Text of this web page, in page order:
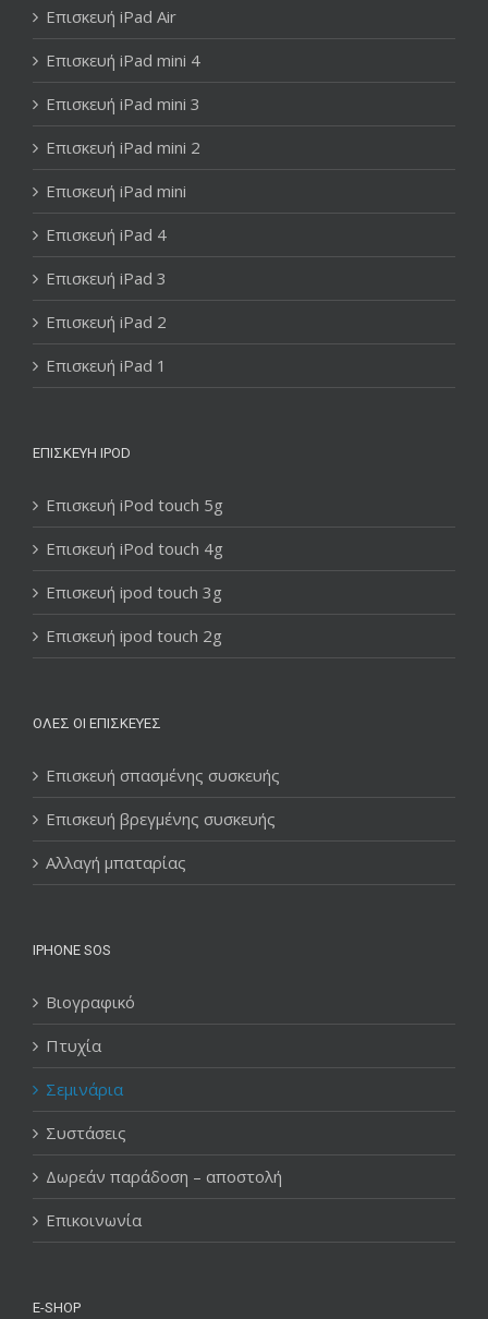
Επισκευή iPad Air
Επισκευή iPad mini 4
Επισκευή iPad mini 3
Επισκευή iPad mini 2
Επισκευή iPad mini
Επισκευή iPad 4
Επισκευή iPad 3
Επισκευή iPad 2
Επισκευή iPad 1
ΕΠΙΣΚΕΥΉ IPOD
Επισκευή iPod touch 5g
Επισκευή iPod touch 4g
Επισκευή ipod touch 3g
Επισκευή ipod touch 2g
ΌΛΕΣ ΟΙ ΕΠΙΣΚΕΥΈΣ
Επισκευή σπασμένης συσκευής
Επισκευή βρεγμένης συσκευής
Αλλαγή μπαταρίας
IPHONE SOS
Βιογραφικό
Πτυχία
Σεμινάρια
Συστάσεις
Δωρεάν παράδοση – αποστολή
Επικοινωνία
E-SHOP